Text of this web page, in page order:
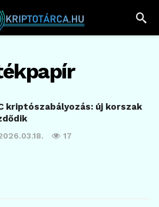
kriptószabályozás: új korszak
17